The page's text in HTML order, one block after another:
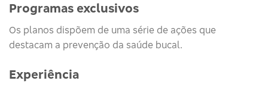
Programas exclusivos
Os planos dispõem de uma série de ações que
destacam a prevenção da saúde bucal.
Experiência